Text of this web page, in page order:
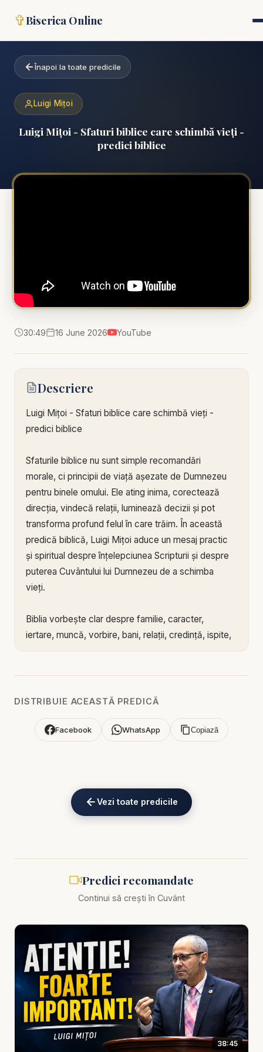
✞Biserica Online
Înapoi la toate predicile
Luigi Mițoi
Luigi Mițoi - Sfaturi biblice care schimbă vieți -
predici biblice
30:49 16 June 2026 YouTube
Descriere
Luigi Mițoi - Sfaturi biblice care schimbă vieți -
predici biblice
Sfaturile biblice nu sunt simple recomandări
morale, ci principii de viață așezate de Dumnezeu
pentru binele omului. Ele ating inima, corectează
direcția, vindecă relații, luminează decizii și pot
transforma profund felul în care trăim. În această
predică biblică, Luigi Mițoi aduce un mesaj practic
și spiritual despre înțelepciunea Scripturii și despre
puterea Cuvântului lui Dumnezeu de a schimba
vieți.
Biblia vorbește clar despre familie, caracter,
iertare, muncă, vorbire, bani, relații, credință, ispite,
limitează viața, ci o protejează. Poruncile și
garduri de har ridicate pentru a ne păzi de căderi
când omul ignoră principiile biblice. Când vorbește
fără înțelepciune, rănește. Când trăiește fără
trecătoare, își pierde pacea. Dar atunci când se
întoarce la Cuvântul lui Dumnezeu, începe să vadă
viața altfel: mai limpede, mai smerit, mai echilibrat
și mai aproape de Hristos.
Predica scoate în evidență faptul că sfaturile
biblice schimbă vieți doar atunci când sunt primite
cu inimă sinceră și aplicate concret. Nu este
suficient să cunoști versete, să asculți predici sau
să fii de acord cu adevărul. Adevărata schimbare
începe când omul spune: „Doamne, vreau să
trăiesc după Cuvântul Tău.” Credința matură nu
rămâne în teorie, ci devine alegere, caracter și
DISTRIBUIE ACEASTĂ PREDICĂ
Facebook WhatsApp Copiază
Vezi toate predicile
Predici recomandate
Continui să crești în Cuvânt
38:45